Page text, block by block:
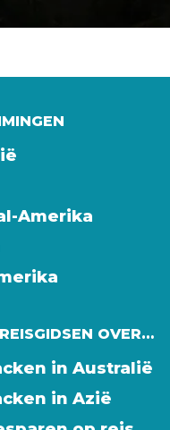
Amerika
OVER…
in Australië
in Azië